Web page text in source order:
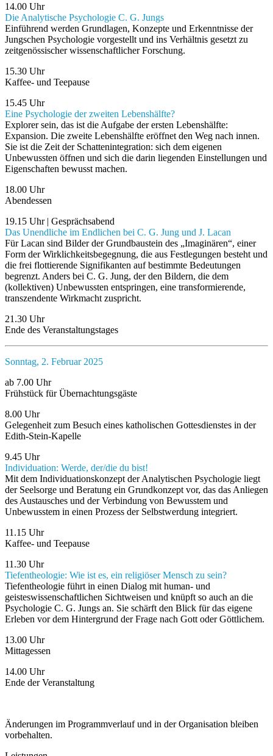
14.00 Uhr
Die Analytische Psychologie C. G. Jungs
Einführend werden Grundlagen, Konzepte und Erkenntnisse der
Jungschen Psychologie vorgestellt und ins Verhältnis gesetzt zu
zeitgenössischer wissenschaftlicher Forschung.
15.30 Uhr
Kaffee- und Teepause
15.45 Uhr
Eine Psychologie der zweiten Lebenshälfte?
Explorer sein, das ist die Aufgabe der ersten Lebenshälfte:
Expansion. Die zweite Lebenshälfte eröffnet den Weg nach innen.
Sie ist die Zeit der Schattenintegration: sich dem eigenen
Unbewussten öffnen und sich die darin liegenden Einstellungen und
Eigenschaften bewusst machen.
18.00 Uhr
Abendessen
19.15 Uhr | Gesprächsabend
Das Unendliche im Endlichen bei C. G. Jung und J. Lacan
Für Lacan sind Bilder der Grundbaustein des „Imaginären“, einer
Form der Wirklichkeitsbegegnung, die aus Festlegungen besteht und
die frei flottierende Signifikanten auf bestimmte Bedeutungen
begrenzt. Anders bei C. G. Jung, der den Bildern, die dem
(kollektiven) Unbewussten entspringen, eine transformierende,
transzendente Wirkmacht zuspricht.
21.30 Uhr
Ende des Veranstaltungstages
Sonntag, 2. Februar 2025
ab 7.00 Uhr
Frühstück für Übernachtungsgäste
8.00 Uhr
Gelegenheit zum Besuch eines katholischen Gottesdienstes in der
Edith-Stein-Kapelle
9.45 Uhr
Individuation: Werde, der/die du bist!
Mit dem Individuationskonzept der Analytischen Psychologie liegt
der Seelsorge und Beratung ein Grundkonzept vor, das das Anliegen
des Austausches und der Verbindung von Bewusstem und
Unbewusstem in einen Prozess der Selbstwerdung integriert.
11.15 Uhr
Kaffee- und Teepause
11.30 Uhr
Tiefentheologie: Wie ist es, ein religiöser Mensch zu sein?
Tiefentheologie führt in einen Dialog mit human- und
geisteswissenschaftlichen Sichtweisen und knüpft so auch an die
Psychologie C. G. Jungs an. Sie schärft den Blick für das eigene
Erleben vor dem Hintergrund der Frage nach Gott oder Göttlichem.
13.00 Uhr
Mittagessen
14.00 Uhr
Ende der Veranstaltung
Änderungen im Programmverlauf und in der Organisation bleiben
vorbehalten.